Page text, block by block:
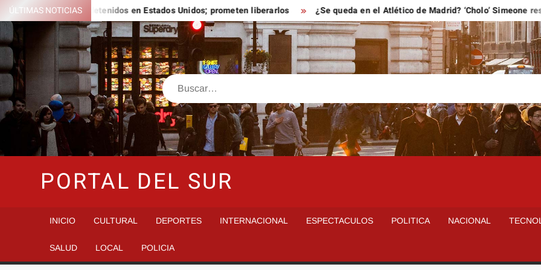
Saltar
al
contenido
ÚLTIMAS NOTICIAS
de migrantes detenidos en Estados Unidos; prometen liberarlos ¿Se queda en el Atlético de Madrid? ‘Cholo’ Simeone
Buscar
PORTAL DEL SUR
INICIO CULTURAL DEPORTES INTERNACIONAL ESPECTACULOS POLITICA NACIONAL
SALUD LOCAL POLICIA